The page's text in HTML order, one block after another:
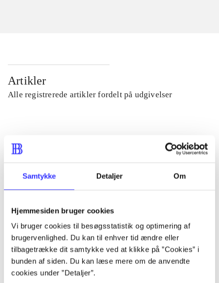
Samtykke Detaljer Om
Hjemmesiden bruger cookies
Vi bruger cookies til besøgsstatistik og optimering af
brugervenlighed. Du kan til enhver tid ændre eller
tilbagetrække dit samtykke ved at klikke på ”Cookies” i
bunden af siden. Du kan læse mere om de anvendte
cookies under ”Detaljer”.
Artikler
Alle registrerede artikler fordelt på udgivelser
...
...